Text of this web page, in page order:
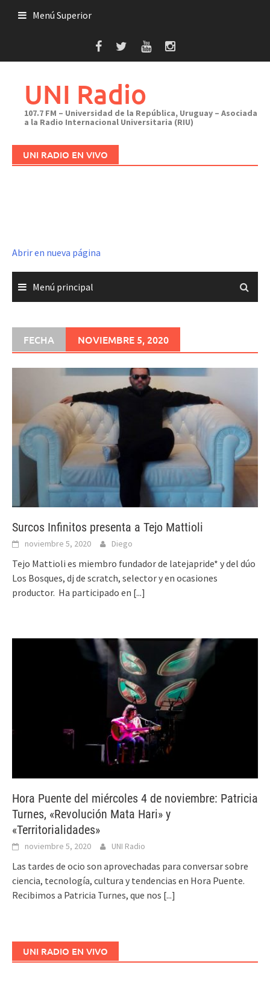
Menú Superior
UNI Radio
107.7 FM – Universidad de la República, Uruguay – Asociada
a la Radio Internacional Universitaria (RIU)
UNI RADIO EN VIVO
Abrir en nueva página
Menú principal
FECHA NOVIEMBRE 5, 2020
Surcos Infinitos presenta a Tejo Mattioli
noviembre 5, 2020 Diego
Tejo Mattioli es miembro fundador de latejapride* y del dúo
Los Bosques, dj de scratch, selector y en ocasiones
productor. Ha participado en [...]
Hora Puente del miércoles 4 de noviembre: Patricia
Turnes, «Revolución Mata Hari» y
«Territorialidades»
noviembre 5, 2020 UNI Radio
Las tardes de ocio son aprovechadas para conversar sobre
ciencia, tecnología, cultura y tendencias en Hora Puente.
Recibimos a Patricia Turnes, que nos [...]
UNI RADIO EN VIVO